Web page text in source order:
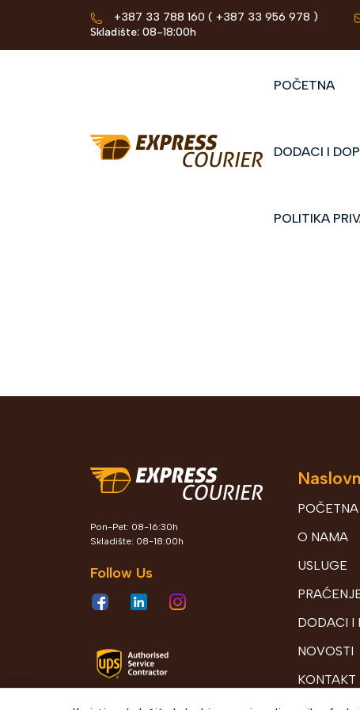
+387 33 788 160 ( +387 33 956 978 )
Skladište: 08-18:00h
POČETNA
DODACI I
POLITIKA
Pon-Pet: 08-16:30h
Skladište: 08-18:00h
Follow Us
POČETNA
O NAMA
USLUGE
DODACI I
NOVOSTI
KONTAKT